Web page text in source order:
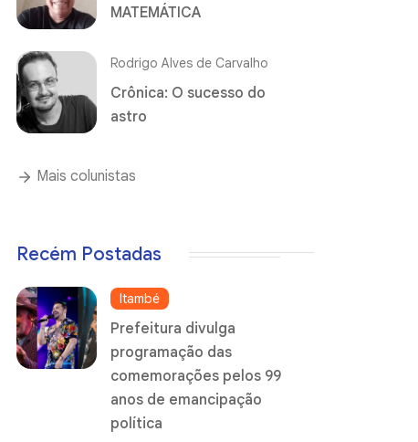
MATEMÁTICA
Rodrigo Alves de Carvalho
Crônica: O sucesso do
astro
Mais colunistas
Recém Postadas
Itambé
Prefeitura divulga
programação das
comemorações pelos 99
anos de emancipação
política